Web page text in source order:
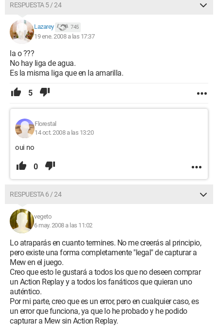
RESPUESTA 5 / 24
Lazarey 745
19 ene. 2008 a las 17:37
la o ???
No hay liga de agua.
Es la misma liga que en la amarilla.
5
Florestal
14 oct. 2008 a las 13:20
oui no
0
RESPUESTA 6 / 24
vegeto
6 may. 2008 a las 11:02
Lo atraparás en cuanto termines. No me creerás al principio,
pero existe una forma completamente "legal" de capturar a
Mew en el juego.
Creo que esto le gustará a todos los que no deseen comprar
un Action Replay y a todos los fanáticos que quieran uno
auténtico.
Por mi parte, creo que es un error, pero en cualquier caso, es
un error que funciona, ya que lo he probado y he podido
capturar a Mew sin Action Replay.